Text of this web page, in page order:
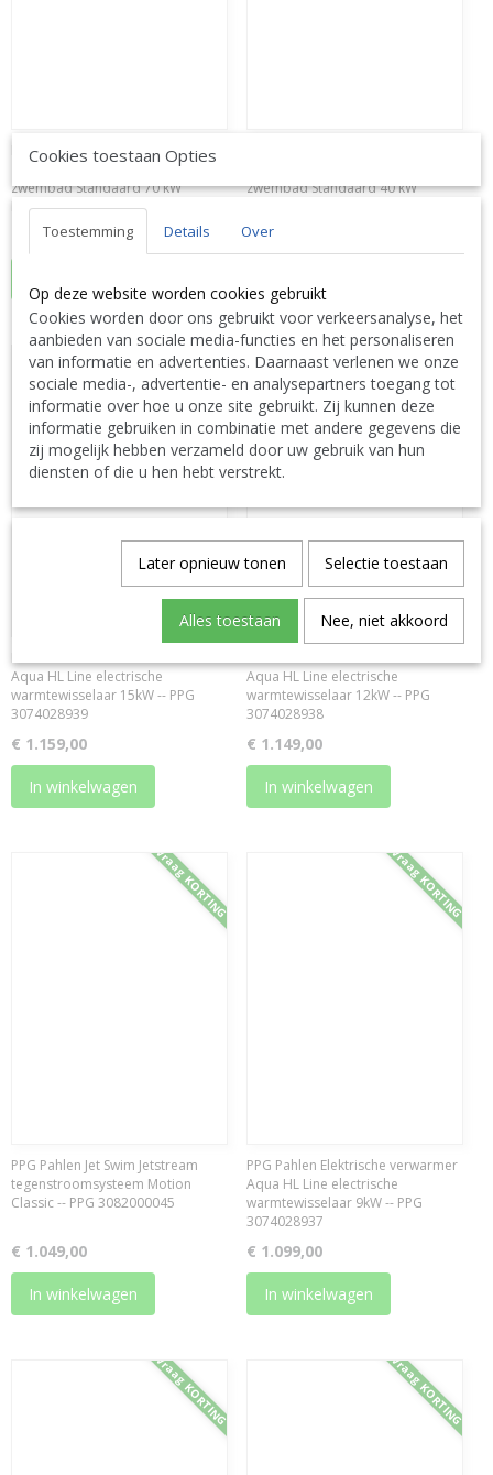
PPG Pahlen Aqua Mex
Zwembadwarmtewisselaar voor
zwembad Standaard 70 kW
Nikkellegering -- PPG 3023040068
€ 1.379,00
zwembad Standaard 40 kW
€ 1.189,00
Vraag KORTING
Aqua HL Line electrische
warmtewisselaar 15kW -- PPG
3074028939
€ 1.159,00
In winkelwagen
Vraag KORTING
Aqua HL Line electrische
warmtewisselaar 12kW -- PPG
3074028938
€ 1.149,00
In winkelwagen
Vraag KORTING
PPG Pahlen Jet Swim Jetstream
tegenstroomsysteem Motion
Classic -- PPG 3082000045
€ 1.049,00
In winkelwagen
Vraag KORTING
PPG Pahlen Elektrische verwarmer
Aqua HL Line electrische
warmtewisselaar 9kW -- PPG
3074028937
€ 1.099,00
In winkelwagen
Vraag KORTING Vraag KORTING
Cookies toestaan Opties
Toestemming Details Over
Op deze website worden cookies gebruikt
Cookies worden door ons gebruikt voor verkeersanalyse, het
aanbieden van sociale media-functies en het personaliseren
van informatie en advertenties. Daarnaast verlenen we onze
sociale media-, advertentie- en analysepartners toegang tot
informatie over hoe u onze site gebruikt. Zij kunnen deze
informatie gebruiken in combinatie met andere gegevens die
zij mogelijk hebben verzameld door uw gebruik van hun
diensten of die u hen hebt verstrekt.
Later opnieuw tonen Selectie toestaan
Alles toestaan Nee, niet akkoord